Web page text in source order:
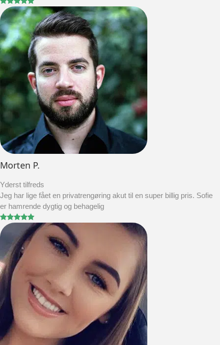
Morten P.
Yderst tilfreds
Jeg har lige fået en privatrengøring akut til en super billig pris. Sofie
er hamrende dygtig og behagelig